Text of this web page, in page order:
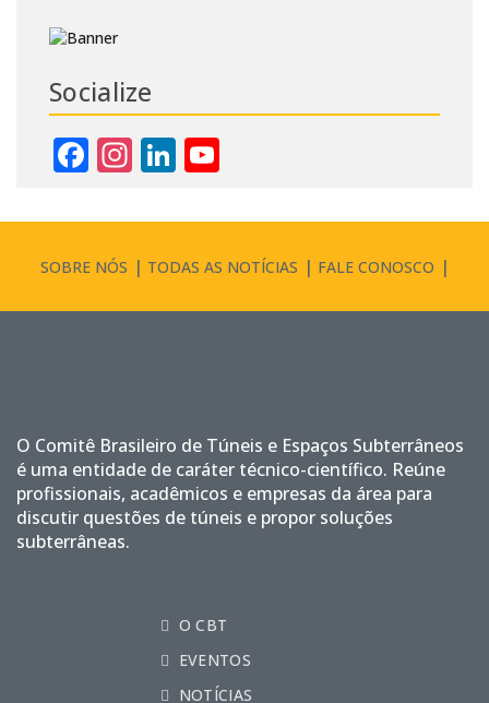
Socialize
Facebook
Instagram
LinkedIn
SOBRE NÓS TODAS AS NOTÍCIAS FALE CONOSCO
O Comitê Brasileiro de Túneis e Espaços Subterrâneos
é uma entidade de caráter técnico-científico. Reúne
profissionais, acadêmicos e empresas da área para
discutir questões de túneis e propor soluções
subterrâneas.
O CBT
EVENTOS
NOTÍCIAS